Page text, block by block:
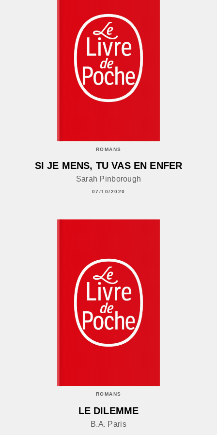
ROMANS
SI JE MENS, TU VAS EN ENFER
Sarah Pinborough
07/10/2020
ROMANS
LE DILEMME
B.A. Paris